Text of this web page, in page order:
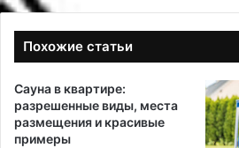
Похожие статьи
Сауна в квартире:
разрешенные виды, места
размещения и красивые
примеры